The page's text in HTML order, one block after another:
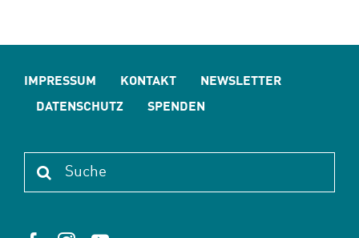
IMPRESSUM KONTAKT
NEWSLETTER
DATENSCHUTZ
SPENDEN
Suche